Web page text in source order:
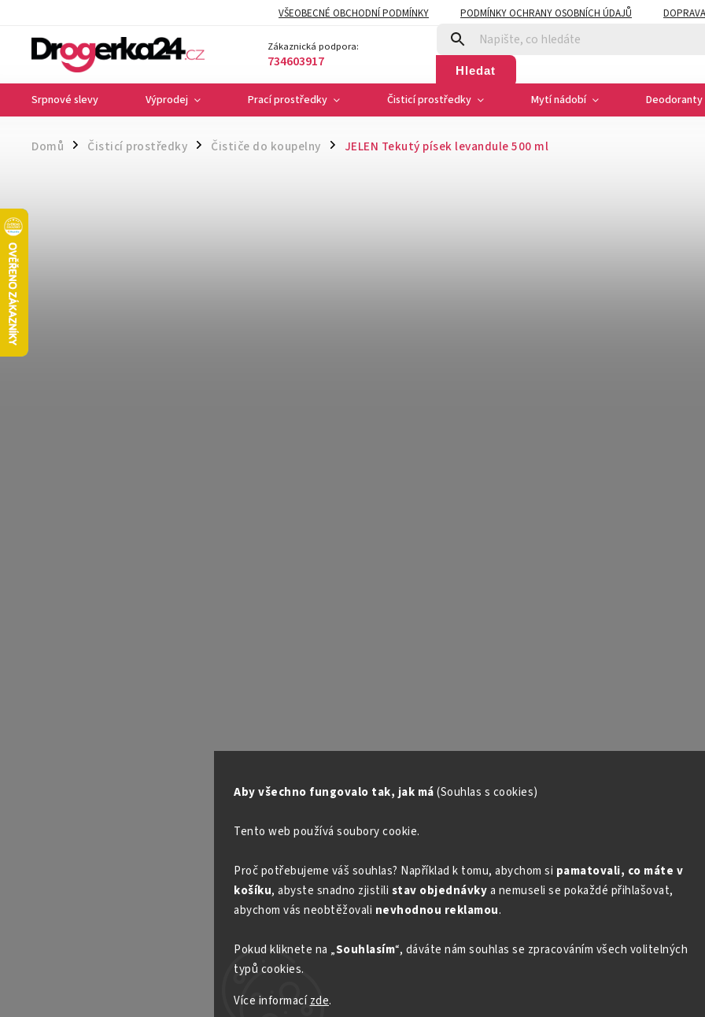
Aby všechno fungovalo tak, jak má(Souhlas s cookies)
Tento web používá soubory cookie.
Proč potřebujeme váš souhlas? Například k tomu, abychom si pamatovali, co máte v
košíku, abyste snadno zjistili stav objednávkya nemuseli se pokaždé přihlašovat,
abychom vás neobtěžovali nevhodnou reklamou.
Pokud kliknete na „Souhlasím“, dáváte nám souhlas se zpracováním všech volitelných
typů cookies.
Více informacízde.
VŠEOBECNÉ OBCHODNÍ PODMÍNKY PODMÍNKY OCHRANY OSOBNÍCH ÚDAJŮ
Zákaznická podpora:
734603917 Hledat
Srpnové slevy Výprodej Prací prostředky Čisticí prostředky Mytí nádobí
Domů / Čisticí prostředky / Čističe do koupelny / JELEN Tekutý písek levandule 500 ml